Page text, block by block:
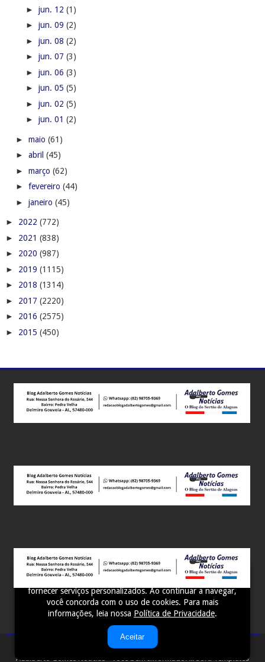
Este site utiliza cookies para melhorar sua experiência e
fornecer serviços personalizados. Ao continuar a navegar,
você concorda com o uso de cookies. Para mais
informações, leia nossa Política de Privacidade.
Aceitar
► jun. 12 (1)
► jun. 09 (2)
► jun. 08 (2)
► jun. 07 (3)
► jun. 06 (3)
► jun. 05 (5)
► jun. 02 (5)
► jun. 01 (2)
► maio (61)
► abril (45)
► março (62)
► fevereiro (44)
► janeiro (45)
► 2022 (772)
► 2021 (838)
► 2020 (987)
► 2019 (1115)
► 2018 (1314)
► 2017 (2220)
► 2016 (2575)
► 2015 (450)
Adalberto Gomes Notícias - Você bem Informado! ... Sora Templates